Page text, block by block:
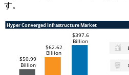
す。